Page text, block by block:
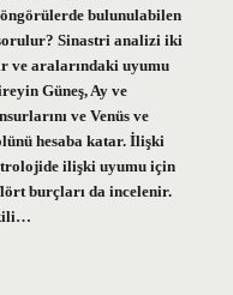
öngörülerde bulunulabilen
Sinastri analizi iki
ve aralarındaki uyumu
Güneş, Ay ve
ve Venüs ve
hesaba katar. İlişki
ilişki uyumu için
burçları da incelenir.